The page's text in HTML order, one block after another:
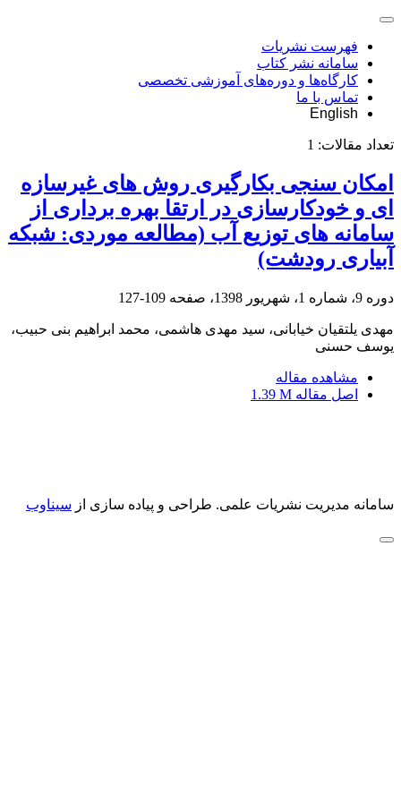
فهرست نشریات
سامانه نشر کتاب
کارگاه‌ها و دوره‌های آموزشی تخصصی
تماس با ما
English
تعداد مقالات: 1
امکان سنجی بکارگیری روش های غیرسازه
ای و خودکارسازی در ارتقا بهره برداری از
سامانه های توزیع آب (مطالعه موردی: شبکه
آبیاری رودشت)
دوره 9، شماره 1، شهریور 1398، صفحه 109-127
مهدی یلتقیان خیابانی، سید مهدی هاشمی، محمد ابراهیم بنی حبیب،
یوسف حسنی
مشاهده مقاله
اصل مقاله 1.39 M
سامانه مدیریت نشریات علمی. طراحی و پیاده سازی از سیناوب